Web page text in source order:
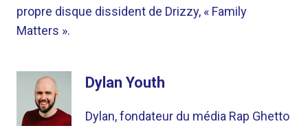
propre disque dissident de Drizzy, « Family
Matters ».
Dylan Youth
Dylan, fondateur du média Rap Ghetto